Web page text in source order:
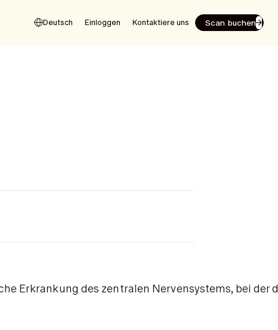
Deutsch Einloggen Kontaktiere uns Scan buchen
Erkrankung des zentralen Nervensystems, bei